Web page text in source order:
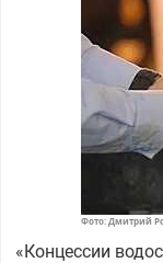
Фото: Дмитрий
«Концессии